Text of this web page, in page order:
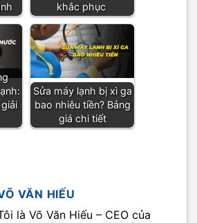
khắc phục
Sửa máy lạnh bị xì ga
bao nhiêu tiền? Bảng
giá chi tiết
VĂN HIẾU
là Võ Văn Hiếu – CEO của